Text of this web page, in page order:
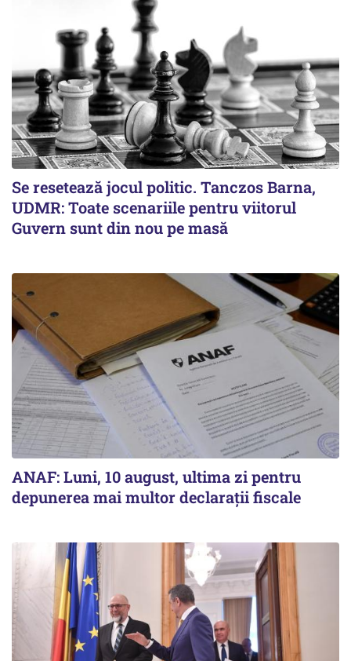
Se resetează jocul politic. Tanczos Barna,
UDMR: Toate scenariile pentru viitorul
Guvern sunt din nou pe masă
ANAF: Luni, 10 august, ultima zi pentru
depunerea mai multor declarații fiscale